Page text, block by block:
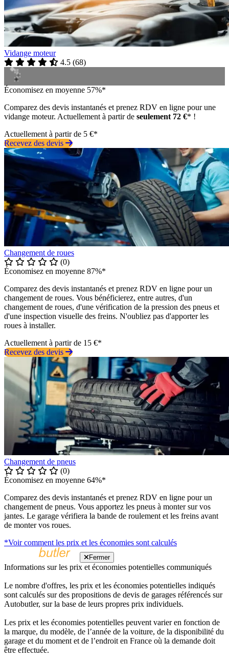
Vidange moteur
4.5 (68)
Économisez en moyenne 57%*
Comparez des devis instantanés et prenez RDV en ligne pour une
vidange moteur. Actuellement à partir de seulement 72 €* !
Actuellement à partir de 5 €*
Recevez des devis
Changement de roues
(0)
Économisez en moyenne 87%*
Comparez des devis instantanés et prenez RDV en ligne pour un
changement de roues. Vous bénéficierez, entre autres, d'un
changement de roues, d'une vérification de la pression des pneus et
d'une inspection visuelle des freins. N'oubliez pas d'apporter les
roues à installer.
Actuellement à partir de 15 €*
Recevez des devis
Changement de pneus
(0)
Économisez en moyenne 64%*
Comparez des devis instantanés et prenez RDV en ligne pour un
changement de pneus. Vous apportez les pneus à monter sur vos
jantes. Le garage vérifiera la bande de roulement et les freins avant
de monter vos roues.
*Voir comment les prix et les économies sont calculés
Fermer
Informations sur les prix et économies potentielles communiqués
Le nombre d'offres, les prix et les économies potentielles indiqués
sont calculés sur des propositions de devis de garages référencés sur
Autobutler, sur la base de leurs propres prix individuels.
Les prix et les économies potentielles peuvent varier en fonction de
la marque, du modèle, de l’année de la voiture, de la disponibilité du
garage et du moment et de l’endroit en France où la demande doit
être effectuée.